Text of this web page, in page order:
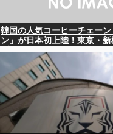
韓国の人気コーヒーチェー
ン」が日本初上陸！東京・